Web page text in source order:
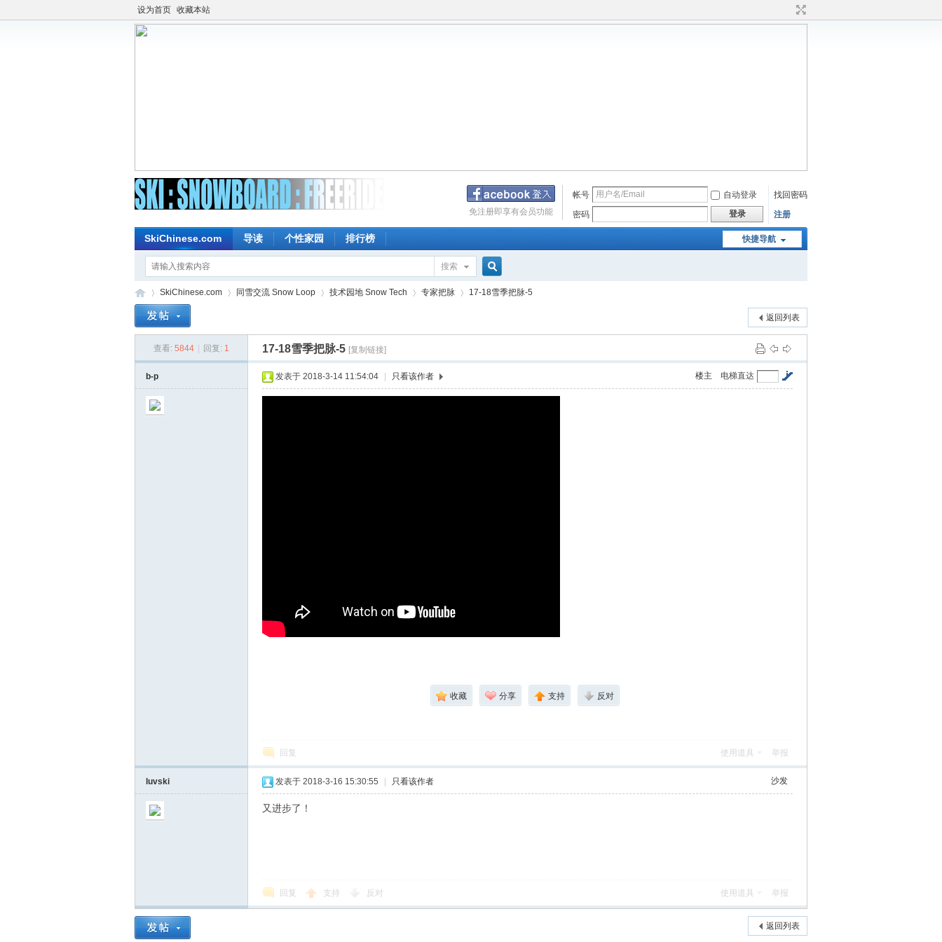
设为首页 收藏本站
帐号 自动登录
找回密码
密码
登录 注册
免注册即享有会员功能
快捷导航
SkiChinese.com 导读 个性家园 排行榜
搜索
搜
SkiChinese.com 同雪交流 Snow Loop
›
技术园地 Snow Tech 专家把脉 17-18雪季把脉-5
返回列表
查看: 5844 回复: 1 17-18雪季把脉-5 [复制链接]
b-p 电梯直达
楼主
发表于 2018-3-14 11:54:04 只看该作者
收藏 分享 支持 反对
回复 使用道具 举报
luvski 沙发
发表于 2018-3-16 15:30:55 只看该作者
又进步了！
回复 支持 反对 使用道具 举报
返回列表